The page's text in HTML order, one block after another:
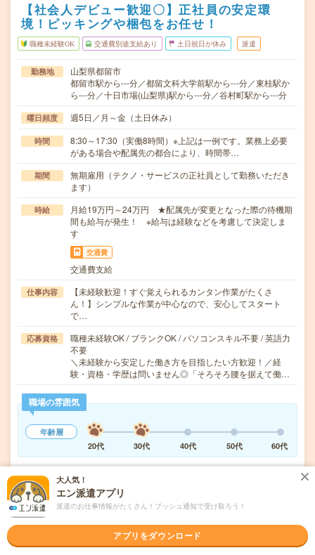
【社会人デビュー歓迎〇】正社員の安定環
境！ピッキングや梱包をお任せ！
職種未経験OK 交通費別途支給あり 土日祝日が休み 派遣
勤務地
山梨県都留市
都留市駅から---分／都留文科大学前駅から---分／東桂駅か
ら---分／十日市場(山梨県)駅から---分／谷村町駅から---分
曜日頻度 週5日／月～金（土日休み）
時間
8:30～17:30（実働8時間）※上記は一例です。業務上必要
がある場合や配属先の都合により、時間帯…
期間
無期雇用（テクノ・サービスの正社員として勤務いただき
ます）
時給
月給19万円～24万円 ★配属先が変更となった際の待機期
間も給与が発生！ ※給与は経験などを考慮して決定しま
す
交通費
交通費支給
仕事内容
【未経験歓迎！すぐ覚えられるカンタン作業がたくさ
ん！】シンプルな作業が中心なので、安心してスタート
で…
応募資格
職種未経験OK / ブランクOK / パソコンスキル不要 / 英語力
不要
＼未経験から安定した働き方を目指したい方歓迎！／経
験・資格・学歴は問いません◎「そろそろ腰を据えて働…
職場の雰囲気
年齢層
20代
30代 40代 50代 60代
気になる!
未読 掲載日 2026/08/07
大人気！
エン派遣アプリ
派遣のお仕事情報がたくさん！プッシュ通知で受け取ろう！
アプリをダウンロード